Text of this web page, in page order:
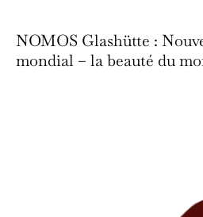
NOMOS Glashütte :
mondial – la beauté du